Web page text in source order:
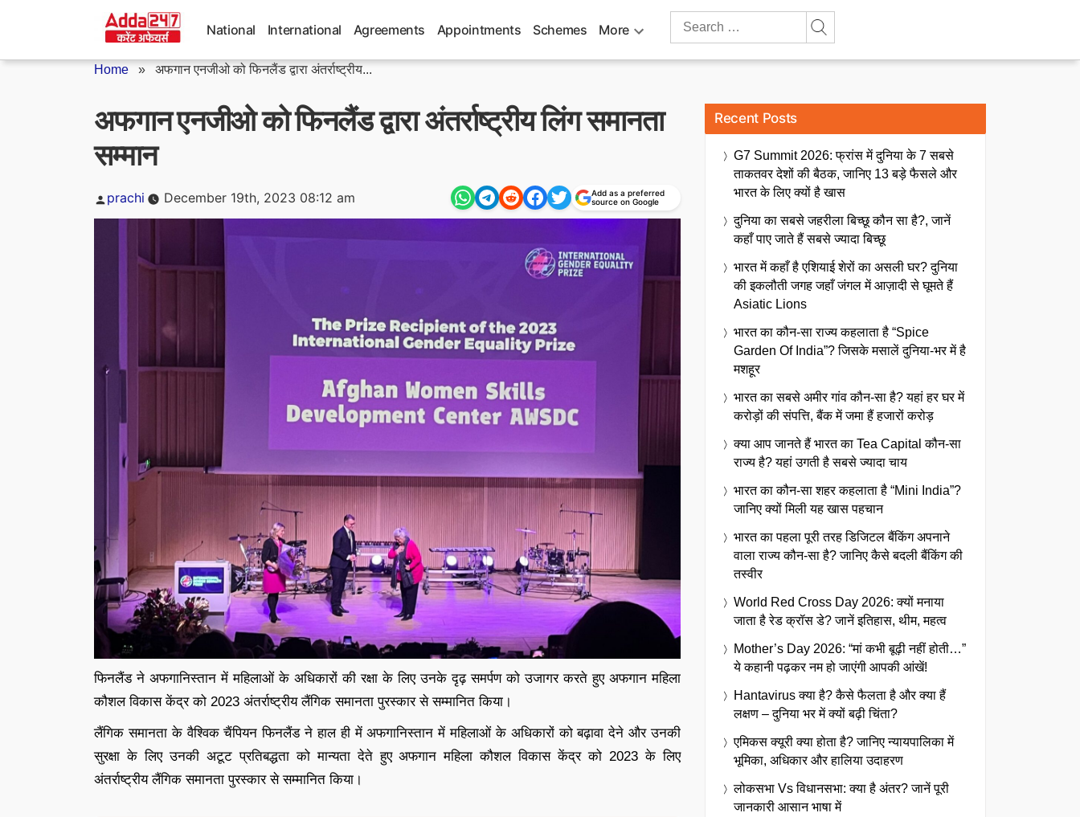
National International Agreements Appointments Schemes More
Search
Home » अफगान एनजीओ को फिनलैंड द्वारा अंतर्राष्ट्रीय...
अफगान एनजीओ को फिनलैंड द्वारा अंतर्राष्ट्रीय लिंग समानता
सम्मान
Posted
by
prachi December 19th, 2023 08:12 am
Add as a preferred
source on Google
फिनलैंड ने अफगानिस्तान में महिलाओं के अधिकारों की रक्षा के लिए उनके दृढ़ समर्पण को उजागर करते हुए अफगान महिला
कौशल विकास केंद्र को 2023 अंतर्राष्ट्रीय लैंगिक समानता पुरस्कार से सम्मानित किया।
लैंगिक समानता के वैश्विक चैंपियन फिनलैंड ने हाल ही में अफगानिस्तान में महिलाओं के अधिकारों को बढ़ावा देने और उनकी
सुरक्षा के लिए उनकी अटूट प्रतिबद्धता को मान्यता देते हुए अफगान महिला कौशल विकास केंद्र को 2023 के लिए
अंतर्राष्ट्रीय लैंगिक समानता पुरस्कार से सम्मानित किया।
Recent Posts
G7 Summit 2026: फ्रांस में दुनिया के 7 सबसे
ताकतवर देशों की बैठक, जानिए 13 बड़े फैसले और
भारत के लिए क्यों है खास
दुनिया का सबसे जहरीला बिच्छू कौन सा है?, जानें
कहाँ पाए जाते हैं सबसे ज्यादा बिच्छू
भारत में कहाँ है एशियाई शेरों का असली घर? दुनिया
की इकलौती जगह जहाँ जंगल में आज़ादी से घूमते हैं
Asiatic Lions
भारत का कौन-सा राज्य कहलाता है “Spice
Garden Of India”? जिसके मसालें दुनिया-भर में है
मशहूर
भारत का सबसे अमीर गांव कौन-सा है? यहां हर घर में
करोड़ों की संपत्ति, बैंक में जमा हैं हजारों करोड़
क्या आप जानते हैं भारत का Tea Capital कौन-सा
राज्य है? यहां उगती है सबसे ज्यादा चाय
भारत का कौन-सा शहर कहलाता है “Mini India”?
जानिए क्यों मिली यह खास पहचान
भारत का पहला पूरी तरह डिजिटल बैंकिंग अपनाने
वाला राज्य कौन-सा है? जानिए कैसे बदली बैंकिंग की
तस्वीर
World Red Cross Day 2026: क्यों मनाया
जाता है रेड क्रॉस डे? जानें इतिहास, थीम, महत्व
Mother’s Day 2026: “मां कभी बूढ़ी नहीं होती…”
ये कहानी पढ़कर नम हो जाएंगी आपकी आंखें!
Hantavirus क्या है? कैसे फैलता है और क्या हैं
लक्षण – दुनिया भर में क्यों बढ़ी चिंता?
एमिकस क्यूरी क्या होता है? जानिए न्यायपालिका में
भूमिका, अधिकार और हालिया उदाहरण
लोकसभा Vs विधानसभा: क्या है अंतर? जानें पूरी
जानकारी आसान भाषा में